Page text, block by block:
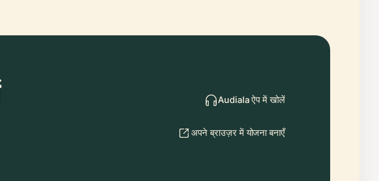
Audiala ऐप में खोलें
अपने ब्राउज़र में योजना बनाएँ